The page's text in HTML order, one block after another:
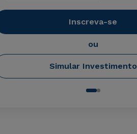
Inscreva-se
ou
Simular Investimento